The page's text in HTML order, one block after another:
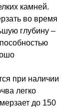
камней.
во время
глубину –
при наличии
легко
до 150